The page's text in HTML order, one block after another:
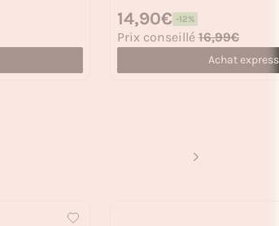
Prix soldé
14,90€ -12%
Prix habituel
Prix conseillé 16,99€
Achat express